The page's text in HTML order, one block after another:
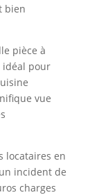
bien
pièce à
idéal pour
vue
locataires en
incident de
charges